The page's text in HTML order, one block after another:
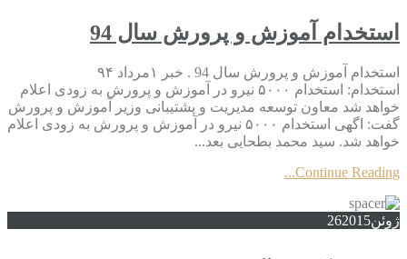
استخدام آموزش و پرورش سال 94
استخدام آموزش و پرورش سال 94 . خبر ۱مرداد ۹۴
استخدام: استخدام ۵۰۰۰ نیرو در آموزش و پرورش به زودی اعلام
خواهد شد معاون توسعه مدیریت و پشتیبانی وزیر آموزش و پرورش
گفت: اگهی استخدام ۵۰۰۰ نیرو در آموزش و پرورش به زودی اعلام
خواهد شد. سید محمد بطحایی بعد...
Continue Reading...
ژوئن 262015